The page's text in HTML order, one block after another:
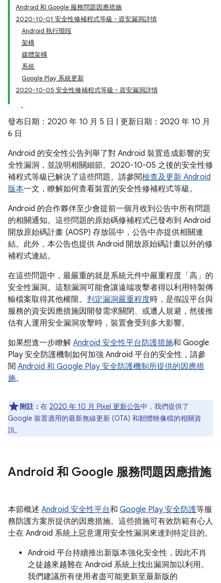
Android 和 Google 服務問題因應措施
2020-10-01 安全性修補程式等級 - 資安漏洞詳情
Android 執行階段
架構
媒體架構
系統
Google Play 系統更新
2020-10-05 安全性修補程式等級 - 資安漏洞詳情
發布日期：2020 年 10 月 5 日 | 更新日期：2020 年 10 月
6 日
Android 的安全性公告列舉了對 Android 裝置造成影響的安
全性漏洞，並說明相關細節。2020-10-05 之後的安全性修
補程式等級已解決了這些問題。請參閱檢查及更新 Android
版本一文，瞭解如何查看裝置的安全性修補程式等級。
Android 的合作夥伴至少會提前一個月收到公告中所有問題
的相關通知。這些問題的原始碼修補程式已發布到 Android
開放原始碼計畫 (AOSP) 存放區中，公告中亦提供相關連
結。此外，本公告也提供 Android 開放原始碼計畫以外的修
補程式連結。
在這些問題中，最嚴重的就是系統元件中嚴重程度「高」的
安全性漏洞。這類漏洞可能會讓遠端攻擊者得以利用特製傳
輸檔案取得其他權限。 判定漏洞嚴重程度時，是假設平台與
服務的資安因應措施因開發需求關閉、或遭人規避，然後推
估有人運用安全漏洞攻擊時，裝置會受到多大影響。
如果想進一步瞭解 Android 安全性平台防護措施和 Google
Play 安全防護機制如何加強 Android 平台的安全性，請參
閱 Android 和 Google Play 安全防護機制所提供的因應措
施。
附註： 在 2020 年 10 月 Pixel 更新公告中，我們提供了
Google 裝置適用的最新無線更新 (OTA) 和韌體映像檔的相關資
訊。
Android 和 Google 服務問題因應措施
本節概述 Android 安全性平台和 Google Play 安全防護等服
務防護方案所提供的因應措施。這些措施可有效防範有心人
士在 Android 系統上惡意運用安全性漏洞來達到特定目的。
Android 平台持續推出新版本強化安全性，因此不肖
之徒越來越難在 Android 系統上找出漏洞加以利用。
我們建議所有使用者盡可能更新至最新版的